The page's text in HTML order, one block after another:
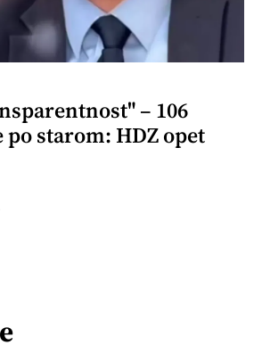
– 106
po starom: HDZ opet